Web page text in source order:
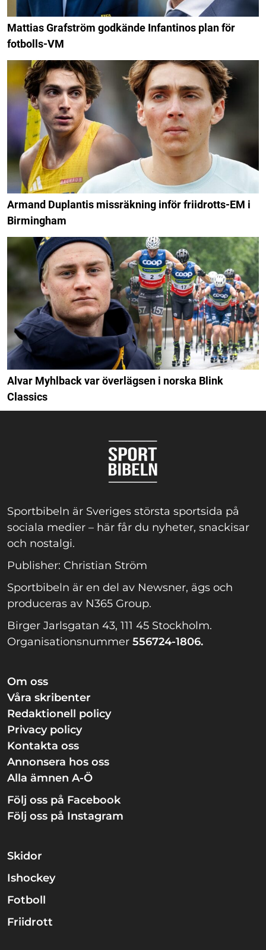
Mattias Grafström godkände Infantinos plan för
fotbolls-VM
Armand Duplantis missräkning inför friidrotts-EM i
Birmingham
Alvar Myhlback var överlägsen i norska Blink
Classics
Sportbibeln är Sveriges största sportsida på
sociala medier – här får du nyheter, snackisar
och nostalgi.
Publisher: Christian Ström
Sportbibeln är en del av Newsner, ägs och
produceras av N365 Group.
Birger Jarlsgatan 43, 111 45 Stockholm.
Organisationsnummer 556724-1806.
Om oss
Våra skribenter
Redaktionell policy
Privacy policy
Kontakta oss
Annonsera hos oss
Alla ämnen A-Ö
Följ oss på Facebook
Följ oss på Instagram
Skidor
Ishockey
Fotboll
Friidrott